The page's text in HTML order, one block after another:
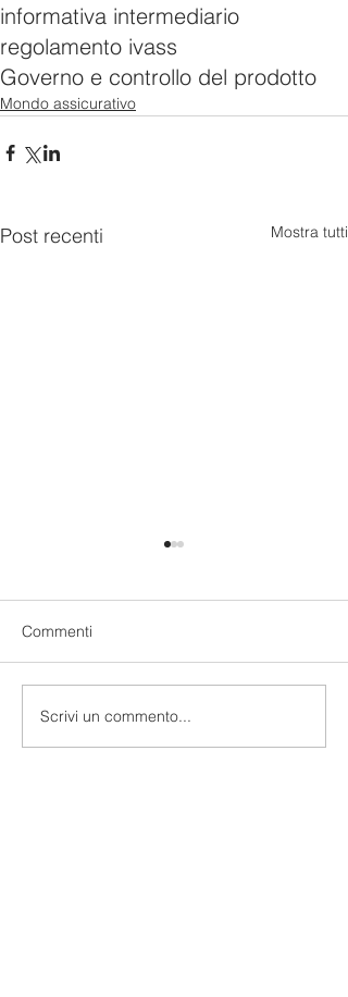
informativa intermediario
regolamento ivass
Governo e controllo del prodotto
Mondo assicurativo
Post recenti Mostra tutti
Esercizio congiunto
EIOPA di Mistery
Commenti
Scrivi un commento...